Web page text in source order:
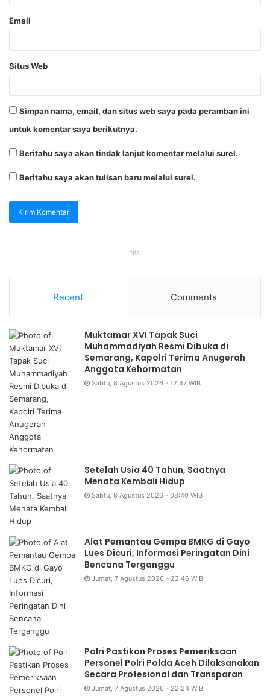
Email
Situs Web
Simpan nama, email, dan situs web saya pada peramban ini
untuk komentar saya berikutnya.
Beritahu saya akan tindak lanjut komentar melalui surel.
Beritahu saya akan tulisan baru melalui surel.
tes
Recent Comments
Muktamar XVI Tapak Suci
Muhammadiyah Resmi Dibuka di
Semarang, Kapolri Terima Anugerah
Anggota Kehormatan
Sabtu, 8 Agustus 2026 - 12:47 WIB
Setelah Usia 40 Tahun, Saatnya
Menata Kembali Hidup
Sabtu, 8 Agustus 2026 - 08:40 WIB
Alat Pemantau Gempa BMKG di Gayo
Lues Dicuri, Informasi Peringatan Dini
Bencana Terganggu
Jumat, 7 Agustus 2026 - 22:46 WIB
Polri Pastikan Proses Pemeriksaan
Personel Polri Polda Aceh Dilaksanakan
Secara Profesional dan Transparan
Jumat, 7 Agustus 2026 - 22:24 WIB